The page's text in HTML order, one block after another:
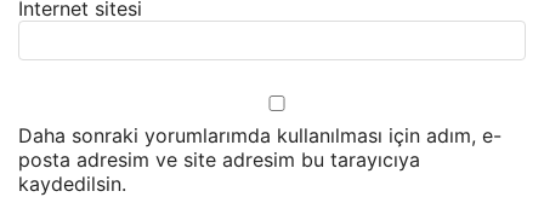
İnternet sitesi
Daha sonraki yorumlarımda kullanılması için adım, e-
posta adresim ve site adresim bu tarayıcıya
kaydedilsin.